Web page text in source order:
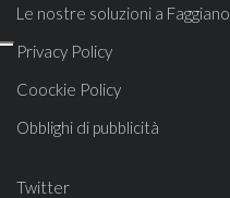
Le nostre soluzioni a Faggiano
Privacy Policy
Coockie Policy
Obblighi di pubblicità
Twitter